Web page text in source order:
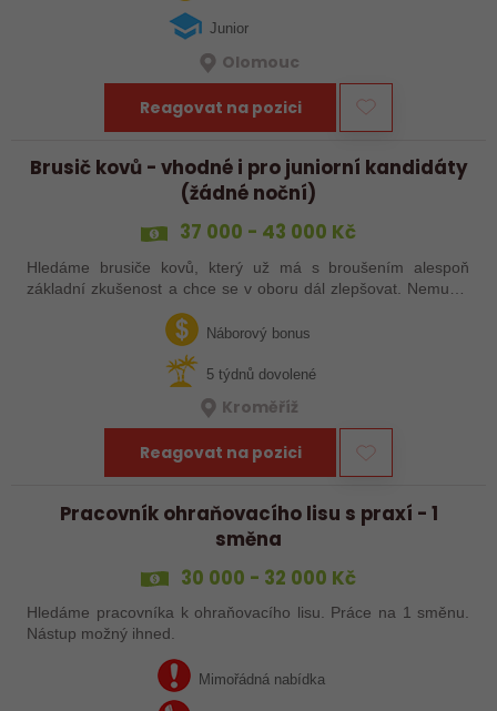
Junior
Olomouc
Reagovat na pozici
Brusič kovů - vhodné i pro juniorní kandidáty
(žádné noční)
37 000 - 43 000 Kč
Hledáme brusiče kovů, který už má s broušením alespoň
základní zkušenost a chce se v oboru dál zlepšovat. Nemusíš
být samostatný specialista s dlouholetou praxí. Důležité je,
abys už někdy pracoval…Náborový bonus
5 týdnů dovolené
Kroměříž
Reagovat na pozici
Pracovník ohraňovacího lisu s praxí - 1
směna
30 000 - 32 000 Kč
Hledáme pracovníka k ohraňovacího lisu. Práce na 1 směnu.
Nástup možný ihned.
Mimořádná nabídka